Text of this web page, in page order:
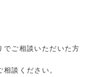
でご相談いただいた方
相談ください。